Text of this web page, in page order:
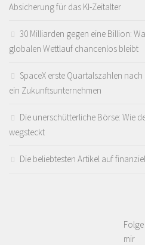
Absicherung für das KI-Zeitalter
30 Milliarden gegen eine Billion:
globalen Wettlauf chancenlos bleibt
SpaceX erste Quartalszahlen
ein Zukunftsunternehmen
Die unerschütterliche Börse: Wie
wegsteckt
Die beliebtesten Artikel auf
Folge
mir